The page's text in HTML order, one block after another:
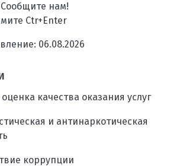
нам!
Ctr+Enter
06.08.2026
качества оказания услуг
и антинаркотическая
коррупции